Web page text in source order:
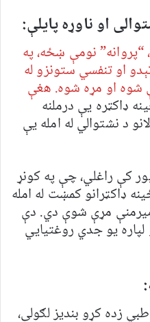
او ناوړه پایلې:
“پروانه” نومې ښځه، په
او تنفسي ستونزو له
شوه او مړه شوه. هغې
ډاکټره یې درملنه
د نشتوالي له امله یې
کې راغلي، چې په کونړ
ډاکټرانو کمښت له امله
میرمنې مړې شوې دي. دې
یو جدي روغتیایي
زده کړو بندیز لګولی،